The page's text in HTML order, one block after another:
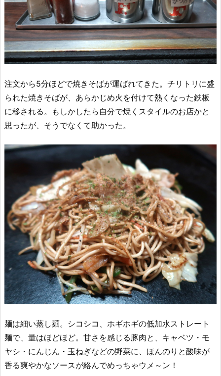
注文から5分ほどで焼きそばが運ばれてきた。チリトリに盛
られた焼きそばが、あらかじめ火を付けて熱くなった鉄板
に移される。もしかしたら自分で焼くスタイルのお店かと
思ったが、そうでなくて助かった。
麺は細い蒸し麺。シコシコ、ホギホギの低加水ストレート
麺で、量はほどほど。甘さを感じる豚肉と、キャベツ・モ
ヤシ・にんじん・玉ねぎなどの野菜に、ほんのりと酸味が
香る爽やかなソースが絡んでめっちゃウメ～ン！